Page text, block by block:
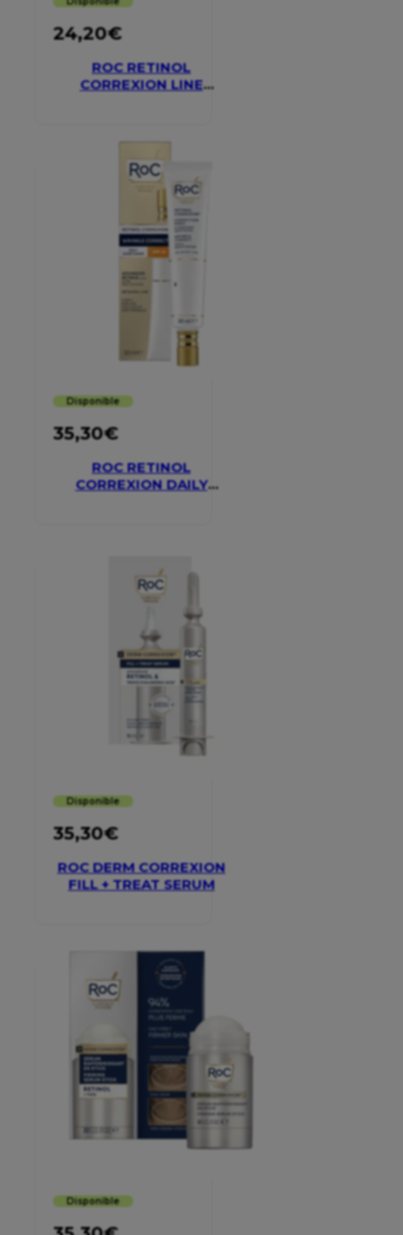
24,20€
ROC RETINOL
CORREXION LINE
Disponible
35,30€
ROC RETINOL
CORREXION DAILY
Disponible
35,30€
ROC DERM CORREXION
FILL + TREAT SERUM
Disponible